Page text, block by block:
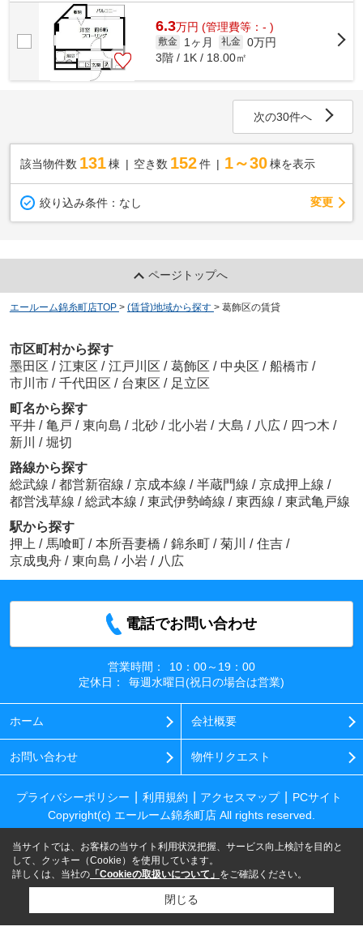
様へ提供しております！最新の情報は...
6.3万円 (管理費等：- )
敷金 1ヶ月 礼金 0万円
3階 / 1K / 18.00㎡
次の30件へ
該当物件数 131棟 空き数 152 件 1～30 棟を表示
絞り込み条件： なし 変更
ページトップへ
エールーム錦糸町店TOP > (賃貸)地域から探す > 葛飾区の賃貸
市区町村から探す
墨田区 / 江東区 / 江戸川区 / 葛飾区 / 中央区 / 船橋市 /
市川市 / 千代田区 / 台東区 / 足立区
町名から探す
平井 / 亀戸 / 東向島 / 北砂 / 北小岩 / 大島 / 八広 / 四つ木 /
新川 / 堀切
路線から探す
総武線 / 都営新宿線 / 京成本線 / 半蔵門線 / 京成押上線 /
都営浅草線 / 総武本線 / 東武伊勢崎線 / 東西線 / 東武亀戸線
駅から探す
押上 / 馬喰町 / 本所吾妻橋 / 錦糸町 / 菊川 / 住吉 /
京成曳舟 / 東向島 / 小岩 / 八広
電話でお問い合わせ
営業時間：
10：00～19：00
定休日：
毎週水曜日(祝日の場合は営業)
ホーム 会社概要
お問い合わせ 物件リクエスト
プライバシーポリシー 利用規約 アクセスマップ
PCサイト
Copyright(c) エールーム錦糸町店 All rights reserved.
当サイトでは、お客様の当サイト利用状況把握、サービス向上検討を目的と
して、クッキー（Cookie）を使用しています。
詳しくは、当社の 「Cookieの取扱いについて」 をご確認ください。
閉じる